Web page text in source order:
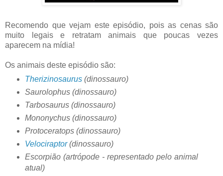
Recomendo que vejam este episódio, pois as cenas são
muito legais e retratam animais que poucas vezes
aparecem na mídia!
Os animais deste episódio são:
Therizinosaurus(dinossauro)
Saurolophus (dinossauro)
Tarbosaurus (dinossauro)
Mononychus (dinossauro)
Protoceratops (dinossauro)
Velociraptor(dinossauro)
Escorpião (artrópode - representado pelo animal
atual)